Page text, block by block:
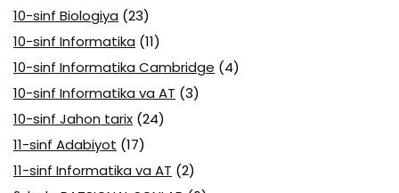
10-sinf Biologiya (23)
10-sinf Informatika (11)
10-sinf Informatika Cambridge (4)
10-sinf Informatika va AT (3)
10-sinf Jahon tarix (24)
11-sinf Adabiyot (17)
11-sinf Informatika va AT (2)